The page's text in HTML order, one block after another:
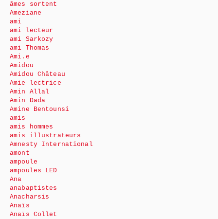
âmes sortent
Ameziane
ami
ami lecteur
ami Sarkozy
ami Thomas
Ami.e
Amidou
Amidou Château
Amie lectrice
Amin Allal
Amin Dada
Amine Bentounsi
amis
amis hommes
amis illustrateurs
Amnesty International
amont
ampoule
ampoules LED
Ana
anabaptistes
Anacharsis
Anaïs
Anaïs Collet